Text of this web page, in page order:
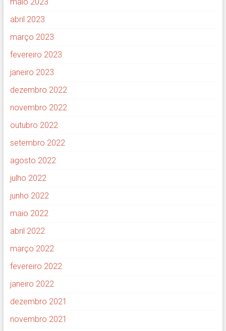
abril 2023
março 2023
fevereiro 2023
janeiro 2023
dezembro 2022
novembro 2022
outubro 2022
setembro 2022
agosto 2022
julho 2022
junho 2022
maio 2022
abril 2022
março 2022
fevereiro 2022
janeiro 2022
dezembro 2021
novembro 2021